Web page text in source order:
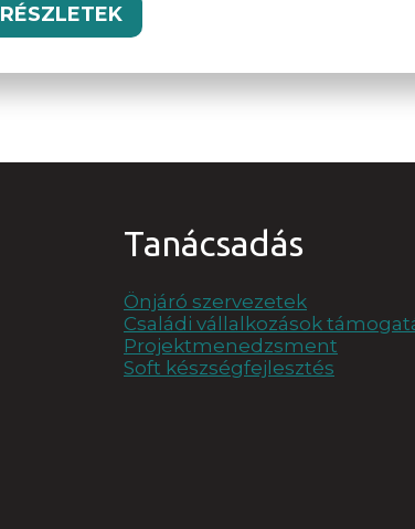
RÉSZLETEK
Tanácsadás
Önjáró szervezetek
Családi vállalkozások
Projektmenedzsment
Soft készségfejlesztés